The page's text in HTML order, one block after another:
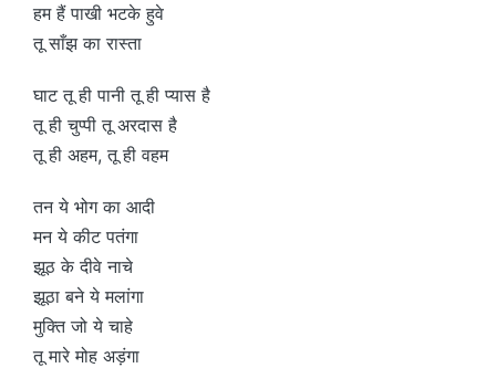
हम हैं पाखी भटके हुवे
तू साँझ का रास्ता
घाट तू ही पानी तू ही प्यास है
तू ही चुप्पी तू अरदास है
तू ही अहम, तू ही वहम
तन ये भोग का आदी
मन ये कीट पतंगा
झूठ के दीवे नाचे
झूठा बने ये मलांगा
मुक्ति जो ये चाहे
तू मारे मोह अड़ंगा